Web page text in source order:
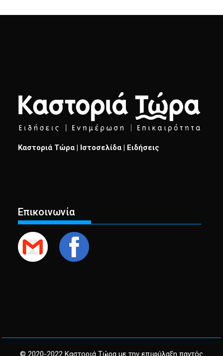
Καστοριά Τώρα | Ιστοσελίδα | Ειδήσεις
Επικοινωνία
© 2020-2022 Καστοριά Τώρα με την επιφύλαξη παντός